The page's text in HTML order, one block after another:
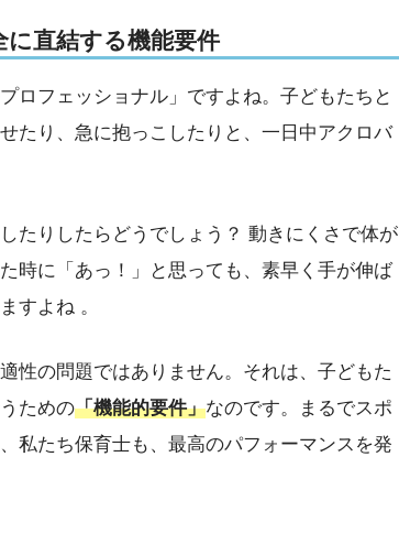
直結する機能要件
ロフェッショナル」ですよね。子どもたちと
たり、急に抱っこしたりと、一日中アクロバ
たりしたらどうでしょう？ 動きにくさで体が
時に「あっ！」と思っても、素早く手が伸ば
すよね 。
性の問題ではありません。それは、子どもた
ための「機能的要件」なのです。まるでスポ
私たち保育士も、最高のパフォーマンスを発